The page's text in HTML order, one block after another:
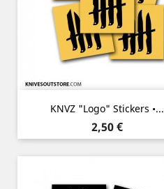
KNVZ "Logo" Stickers •...
Prix
2,50 €